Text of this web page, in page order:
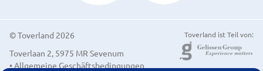
© Toverland 2026
Toverlaan 2, 5975 MR Sevenum
• Allgemeine Geschäftsbedingungen
Toverland ist Teil von: